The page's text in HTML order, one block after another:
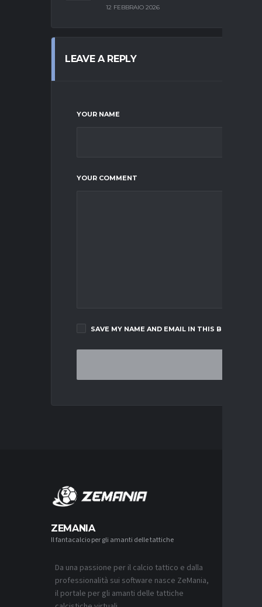
12 FEBBRAIO 2026
LEAVE A REPLY
YOUR NAME
YOUR COMMENT
SAVE MY NAME AND EMAIL IN THIS BROWSER
ZEMANIA
Il fantacalcio per gli amanti delle tattiche
Da una passione per il calcio tattico e dalla
professionalità sui software nasce ZeMania,
il portale per gli amanti delle tattiche